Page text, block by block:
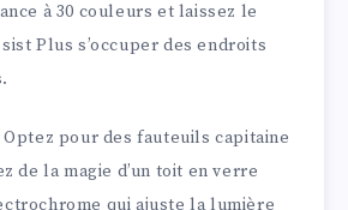
à 30 couleurs et laissez le
Plus s’occuper des endroits
Optez pour des fauteuils capitaine
de la magie d’un toit en verre
qui ajuste la lumière